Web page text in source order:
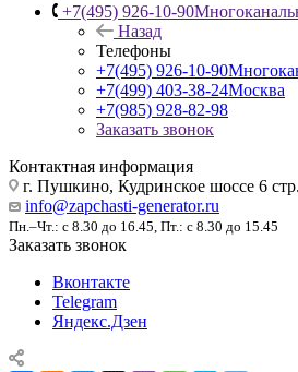
+7(495) 926-10-90
Назад
Телефоны
+7(495) 926-10-90
+7(499) 403-38-24Москва
+7(985) 928-82-98
Заказать звонок
Контактная информация
г. Пушкино, Кудринское шоссе 6
info@zapchasti-generator.ru
Пн.–Чт.: с 8.30 до 16.45, Пт.: с 8.30 до 15.45
Заказать звонок
Вконтакте
Telegram
Яндекс.Дзен